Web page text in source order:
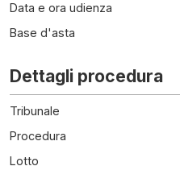
Data e ora udienza
Base d'asta
Dettagli procedura
Tribunale
Procedura
Lotto